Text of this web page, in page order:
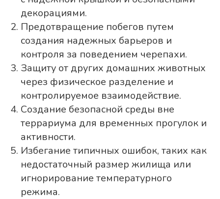
декорациями.
Предотвращение побегов путем
создания надежных барьеров и
контроля за поведением черепахи.
Защиту от других домашних животных
через физическое разделение и
контролируемое взаимодействие.
Создание безопасной среды вне
террариума для временных прогулок и
активности.
Избегание типичных ошибок, таких как
недостаточный размер жилища или
игнорирование температурного
режима.